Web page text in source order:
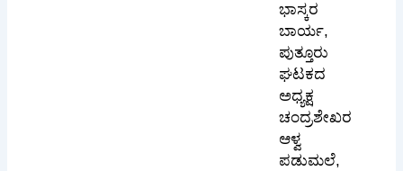
ಭಾಸ್ಕರ
ಬಾರ್ಯ,
ಪುತ್ತೂರು
ಘಟಕದ
ಅಧ್ಯಕ್ಷ
ಚಂದ್ರಶೇಖರ
ಆಳ್ವ
ಪಡುಮಲೆ,